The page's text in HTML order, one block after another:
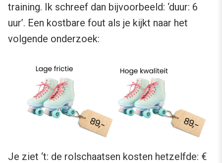
training. Ik schreef dan bijvoorbeeld: ‘duur: 6
uur’. Een kostbare fout als je kijkt naar het
volgende onderzoek:
Je ziet ‘t: de rolschaatsen kosten hetzelfde: €